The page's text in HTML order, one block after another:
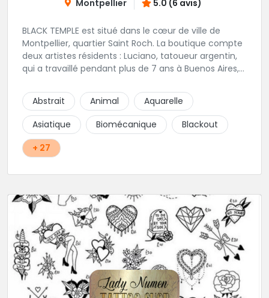
Montpellier 5.0 (6 avis)
BLACK TEMPLE est situé dans le cœur de ville de
Montpellier, quartier Saint Roch. La boutique compte
deux artistes résidents : Luciano, tatoueur argentin,
qui a travaillé pendant plus de 7 ans à Buenos Aires,
qui a travaillé dans plusieurs boutiques de la ville
avant de rejoindre notre équipe. La boutique
accueille plusieurs artistes tatoueurs en tant que
guests tout au long de l'année afin de proposer
d'autres styles.
Abstrait Animal
Aquarelle
Asiatique
Biomécanique
Blackout
+ 27